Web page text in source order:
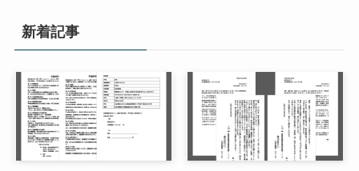
新着記事